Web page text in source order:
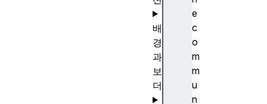
e
c
o
m
m
u
n
배
경
과
보
더